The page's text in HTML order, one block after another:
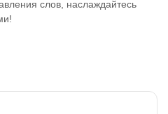
слов, наслаждайтесь